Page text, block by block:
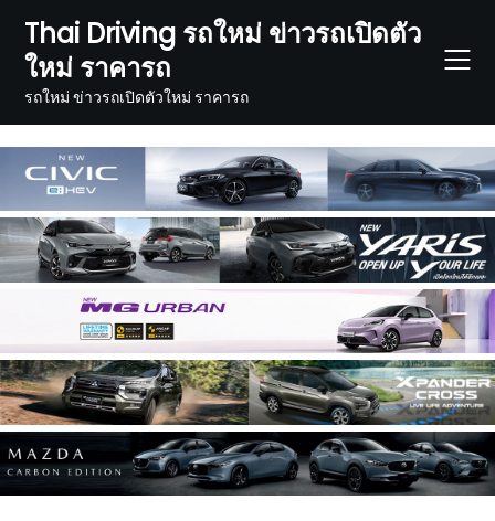
content
Thai Driving รถใหม่ ข่าวรถเปิดตัว
ใหม่ ราคารถ
รถใหม่ ข่าวรถเปิดตัวใหม่ ราคารถ